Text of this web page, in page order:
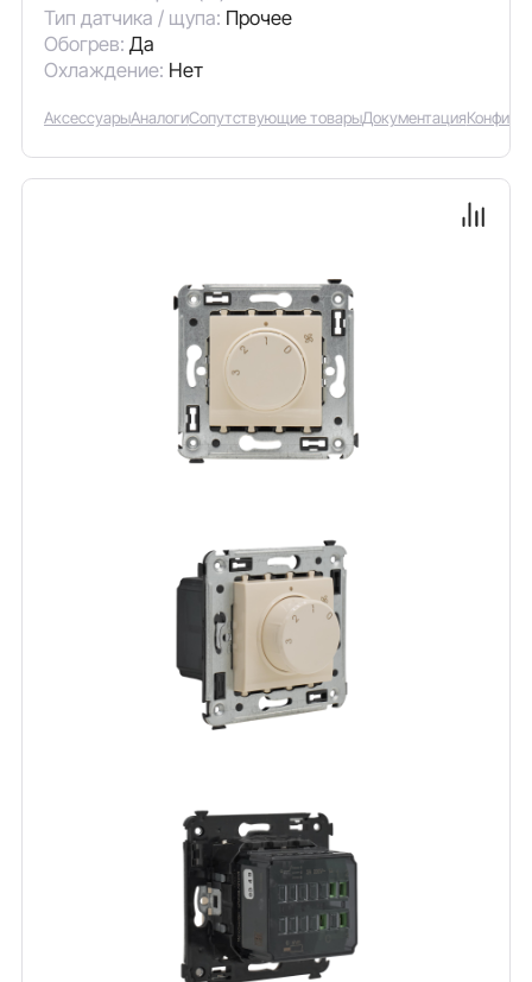
Тип датчика / щупа: Прочее
Обогрев: Да
Охлаждение: Нет
АксессуарыАналогиСопутствующие товарыДокументация